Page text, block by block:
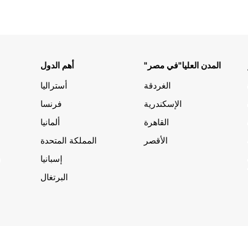
أهم الدول
أستراليا
فرنسا
ألمانيا
المملكة المتحدة
إسبانيا
البرتغال
"المدن العليا"في مصر
الغردقة
الإسكندرية
القاهرة
الأقصر